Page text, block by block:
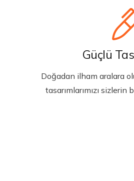
Güçlü
Doğadan ilham aralara
tasarımlarımızı sizlerin